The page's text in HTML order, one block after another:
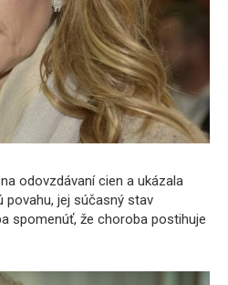
odovzdávaní cien a ukázala
jej súčasný stav
spomenúť, že choroba postihuje